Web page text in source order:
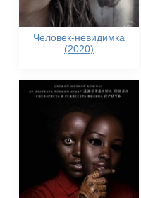
Человек-невидимка
(2020)